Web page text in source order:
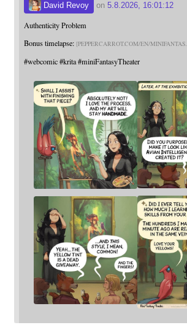
David Revoy on 5.8.2026, 16:01:12
Authenticity Problem
Bonus timelapse: PEPPERCARROT.COM/EN/MINIFANTAS
#webcomic #krita #miniFantasyTheater